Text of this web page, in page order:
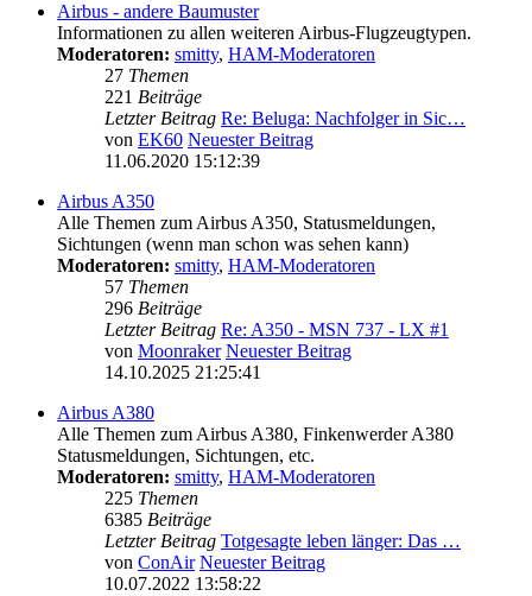
Airbus - andere Baumuster
Informationen zu allen weiteren Airbus-Flugzeugtypen.
Moderatoren: smitty, HAM-Moderatoren
27 Themen
221 Beiträge
Letzter Beitrag Re: Beluga: Nachfolger in Sic…
von EK60 Neuester Beitrag
11.06.2020 15:12:39
Airbus A350
Alle Themen zum Airbus A350, Statusmeldungen,
Sichtungen (wenn man schon was sehen kann)
Moderatoren: smitty, HAM-Moderatoren
57 Themen
296 Beiträge
Letzter Beitrag Re: A350 - MSN 737 - LX #1
von Moonraker Neuester Beitrag
14.10.2025 21:25:41
Airbus A380
Alle Themen zum Airbus A380, Finkenwerder A380
Statusmeldungen, Sichtungen, etc.
Moderatoren: smitty, HAM-Moderatoren
225 Themen
6385 Beiträge
Letzter Beitrag Totgesagte leben länger: Das …
von ConAir Neuester Beitrag
10.07.2022 13:58:22